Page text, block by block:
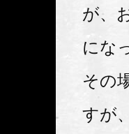
が、
にな
その
すが